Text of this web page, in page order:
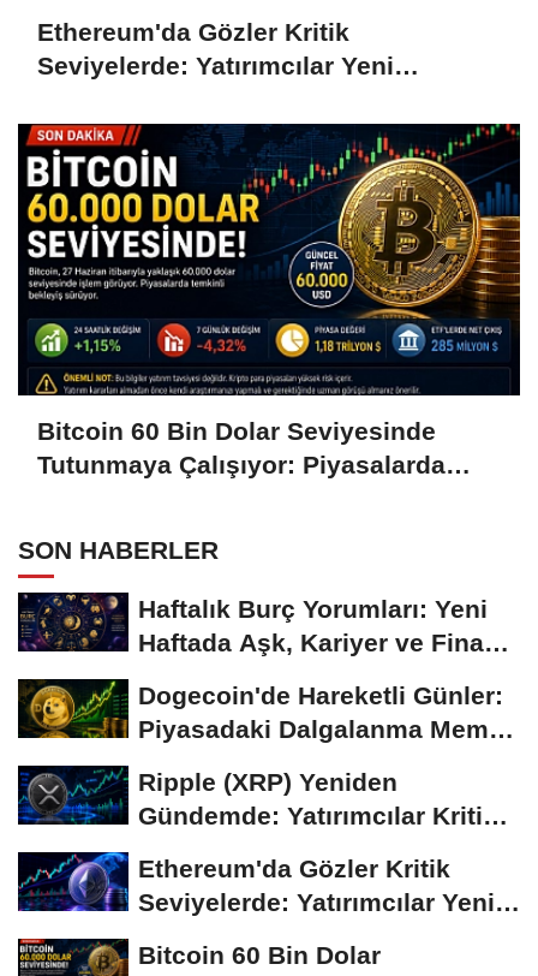
Ethereum'da Gözler Kritik
Seviyelerde: Yatırımcılar Yeni
Bitcoin 60 Bin Dolar Seviyesinde
Tutunmaya Çalışıyor: Piyasalarda
SON HABERLER
Haftalık Burç Yorumları: Yeni
Haftada Aşk, Kariyer ve Finans
Dogecoin'de Hareketli Günler:
Piyasadaki Dalgalanma Meme
Ripple (XRP) Yeniden
Gündemde: Yatırımcılar Kritik
Ethereum'da Gözler Kritik
Seviyelerde: Yatırımcılar Yeni
Bitcoin 60 Bin Dolar